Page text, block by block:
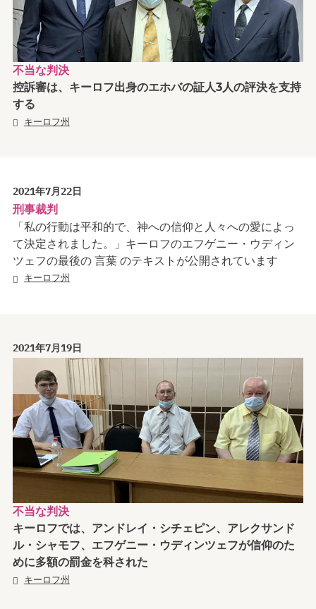
不当な判決
控訴審は、キーロフ出身のエホバの証人3人の評決を支持
する
キーロフ州
2021年7月22日
刑事裁判
「私の行動は平和的で、神への信仰と人々への愛によっ
て決定されました。」キーロフのエフゲニー・ウディン
ツェフの最後の 言葉 のテキストが公開されています
キーロフ州
2021年7月19日
不当な判決
キーロフでは、アンドレイ・シチェピン、アレクサンド
ル・シャモフ、エフゲニー・ウディンツェフが信仰のた
めに多額の罰金を科された
キーロフ州